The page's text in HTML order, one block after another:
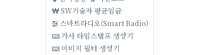
SW기술자 평균임금
스마트라디오(Smart Radio)
가사 타임스탬프 생성기
이미지 필터 생성기